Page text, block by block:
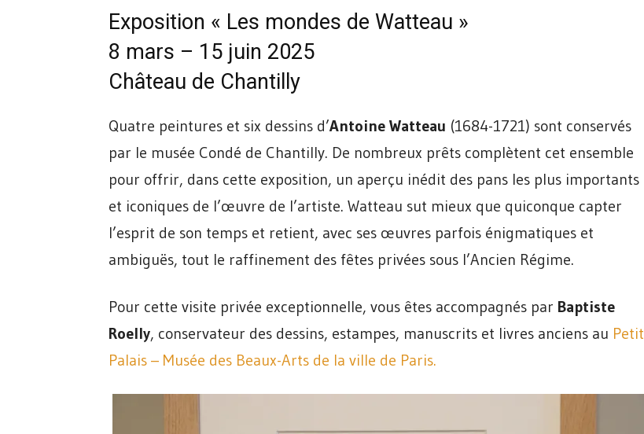
Exposition « Les mondes de Watteau »
8 mars – 15 juin 2025
Château de Chantilly
Quatre peintures et six dessins d’Antoine Watteau (1684-1721) sont conservés
par le musée Condé de Chantilly. De nombreux prêts complètent cet ensemble
pour offrir, dans cette exposition, un aperçu inédit des pans les plus importants
et iconiques de l’œuvre de l’artiste. Watteau sut mieux que quiconque capter
l’esprit de son temps et retient, avec ses œuvres parfois énigmatiques et
ambiguës, tout le raffinement des fêtes privées sous l’Ancien Régime.
Pour cette visite privée exceptionnelle, vous êtes accompagnés par Baptiste
Roelly, conservateur des dessins, estampes, manuscrits et livres anciens au Petit
Palais – Musée des Beaux-Arts de la ville de Paris.